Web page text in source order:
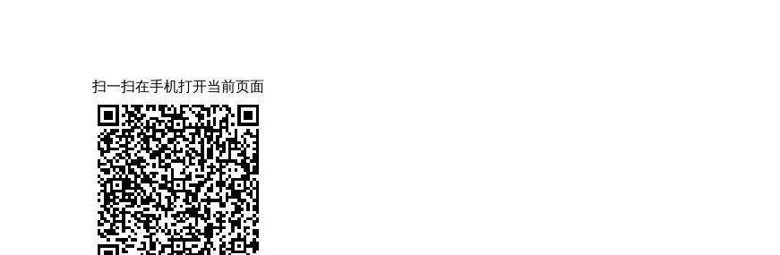
扫一扫在手机打开当前页面